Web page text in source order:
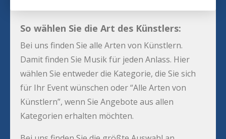
So wählen Sie die Art des Künstlers:
Bei uns finden Sie alle Arten von Künstlern.
Damit finden Sie Musik für jeden Anlass. Hier
wählen Sie entweder die Kategorie, die Sie sich
für Ihr Event wünschen oder “Alle Arten von
Künstlern”, wenn Sie Angebote aus allen
Kategorien erhalten möchten.